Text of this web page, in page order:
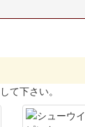
て下さい。